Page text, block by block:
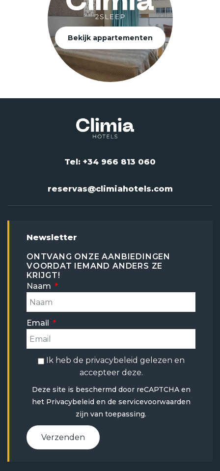
Bekijk appartementen
Tel: +34 966 813 060
reservas@climiahotels.com
Newsletter
ONTVANG ONZE AANBIEDINGEN
VOORDAT IEMAND ANDERS ZE
KRIJGT!
Naam
Email
Ik heb de privacybeleid gelezen en
accepteer deze.
Deze site is beschermd door reCAPTCHA en
het Privacybeleiden de servicevoorwaarden
zijn van toepassing.
Verzenden